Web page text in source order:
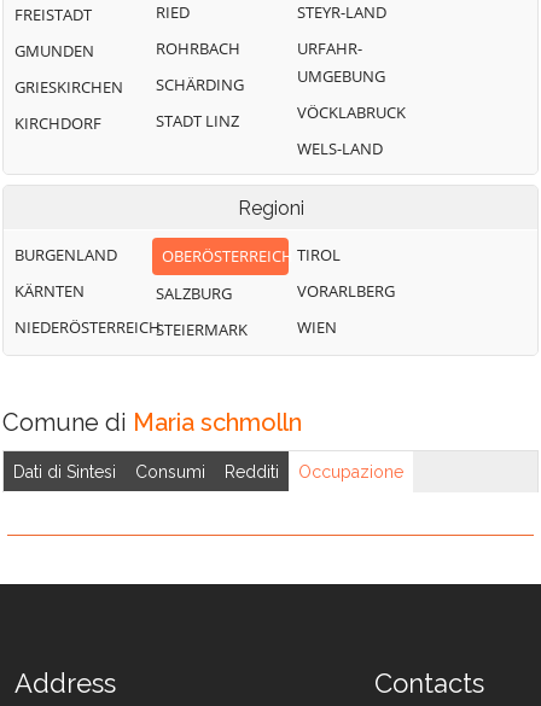
Uttendorf
Hochburg-Ach
Höhnhart
Jeging
Treubach
Weng im Innkreis
FREISTADT
GMUNDEN
GRIESKIRCHEN
KIRCHDORF
RIED
ROHRBACH
SCHÄRDING
STADT LINZ
STEYR-LAND
URFAHR-
UMGEBUNG
VÖCKLABRUCK
WELS-LAND
Regioni
BURGENLAND
KÄRNTEN
NIEDERÖSTERREICH
OBERÖSTERREICH
SALZBURG
STEIERMARK
TIROL
VORARLBERG
WIEN
Comune di Maria schmolln
Dati di Sintesi Consumi Redditi Occupazione
Address Contacts